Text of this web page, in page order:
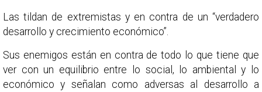
Las tildan de extremistas y en contra de un “verdadero
desarrollo y crecimiento económico”.
Sus enemigos están en contra de todo lo que tiene que
ver con un equilibrio entre lo social, lo ambiental y lo
económico y señalan como adversas al desarrollo a